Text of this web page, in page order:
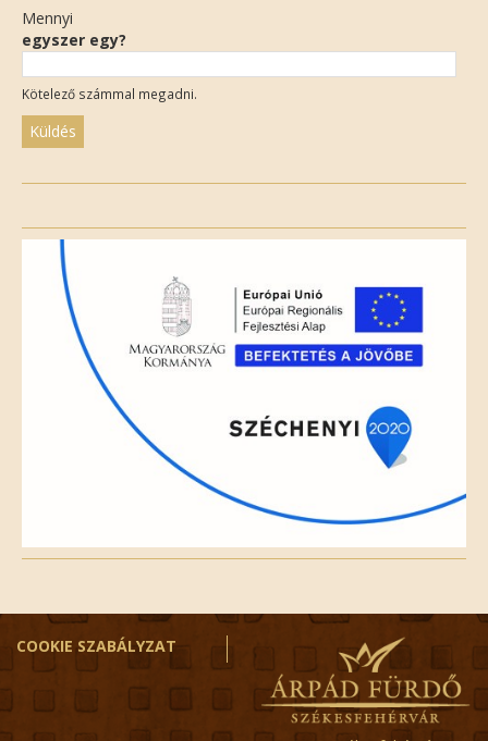
Mennyi
egyszer egy?
Kötelező számmal megadni.
field
empty.
COOKIE SZABÁLYZAT